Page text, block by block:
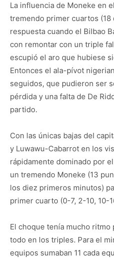
La influencia de Moneke en
tremendo primer cuartos (18
respuesta cuando el Bilbao
con remontar con un triple
escupió el aro que hubiese
Entonces el ala-pívot
seguidos, que pudieron ser
pérdida y una falta de De
partido.
Con las únicas bajas del
y Luwawu-Cabarrot en los
rápidamente dominado por
un tremendo Moneke (13
los diez primeros minutos)
primer cuarto (0-7, 2-10, 10-
El choque tenía mucho
todo en los triples. Para el
equipos sumaban 11 cada